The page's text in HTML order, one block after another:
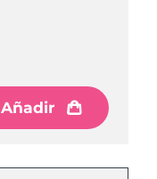
Añadir